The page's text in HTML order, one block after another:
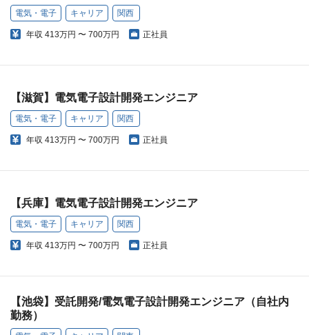
電気・電子 キャリア 関西
年収 413万円 〜 700万円 正社員
【滋賀】電気電子設計開発エンジニア
電気・電子 キャリア 関西
年収 413万円 〜 700万円 正社員
【兵庫】電気電子設計開発エンジニア
電気・電子 キャリア 関西
年収 413万円 〜 700万円 正社員
【池袋】受託開発/電気電子設計開発エンジニア（自社内
勤務）